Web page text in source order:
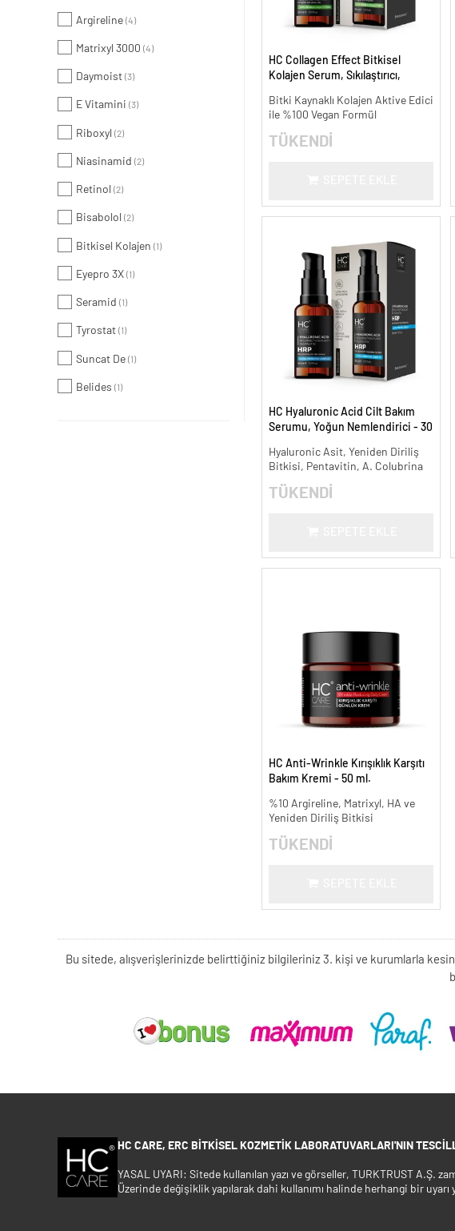
Argireline (4)
Matrixyl 3000 (4)
Daymoist (3)
E Vitamini (3)
Riboxyl (2)
Niasinamid (2)
Retinol (2)
Bisabolol (2)
Bitkisel Kolajen (1)
Eyepro 3X (1)
Seramid (1)
Tyrostat (1)
Suncat De (1)
Belides (1)
HC Collagen Effect Bitkisel
Kolajen Serum, Sıkılaştırıcı,
Bitki Kaynaklı Kolajen Aktive Edici
ile %100 Vegan Formül
TÜKENDİ
HC Hyaluronic Acid Cilt Bakım
Serumu, Yoğun Nemlendirici - 30
Hyaluronic Asit, Yeniden Diriliş
Bitkisi, Pentavitin, A. Colubrina
TÜKENDİ
HC Anti-Wrinkle Kırışıklık Karşıtı
Bakım Kremi - 50 ml.
%10 Argireline, Matrixyl, HA ve
Yeniden Diriliş Bitkisi
TÜKENDİ
Bu sitede, alışverişlerinizde belirttiğiniz bilgileriniz 3. kişi ve kurumlarla
HC CARE, ERC BITKISEL KOZMETIK LABORATUVARLARI'NIN
YASAL UYARI: Sitede kullanılan yazı ve görseller, TURKTRUST A.Ş.
Üzerinde değişiklik yapılarak dahi kullanımı halinde herhangi bir uyarı